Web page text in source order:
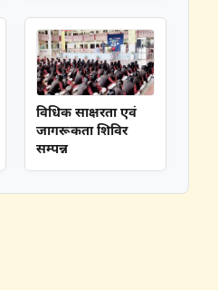
विधिक साक्षरता एवं
जागरूकता शिविर
सम्पन्न